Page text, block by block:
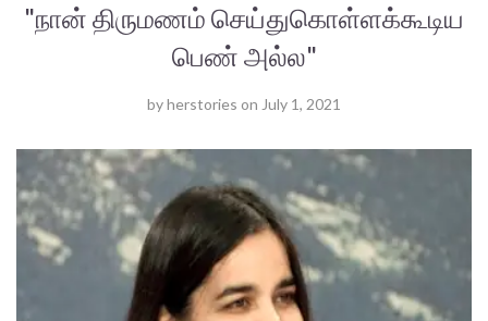
"நான் திருமணம் செய்துகொள்ளக்கூடிய
பெண் அல்ல"
byherstories on July 1, 2021